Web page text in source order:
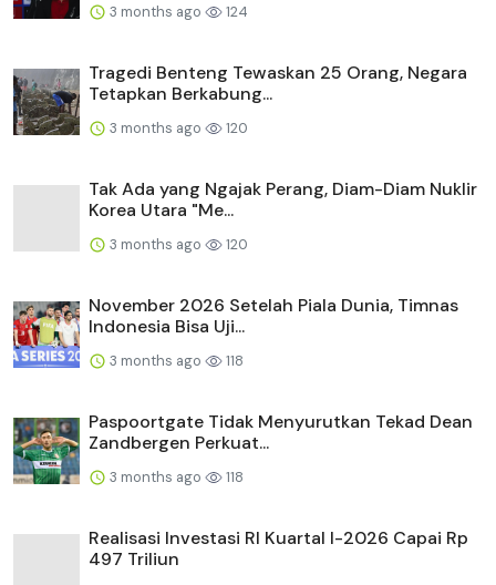
3 months ago 124
Tragedi Benteng Tewaskan 25 Orang, Negara
Tetapkan Berkabung...
3 months ago 120
Tak Ada yang Ngajak Perang, Diam-Diam Nuklir
Korea Utara "Me...
3 months ago 120
November 2026 Setelah Piala Dunia, Timnas
Indonesia Bisa Uji...
3 months ago 118
Paspoortgate Tidak Menyurutkan Tekad Dean
Zandbergen Perkuat...
3 months ago 118
Realisasi Investasi RI Kuartal I-2026 Capai Rp
497 Triliun